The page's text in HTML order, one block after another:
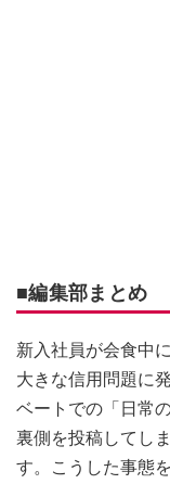
■編集部まとめ
新入社員が会食中
大きな信用問題に
ベートでの「日常
裏側を投稿してし
す。こうした事態